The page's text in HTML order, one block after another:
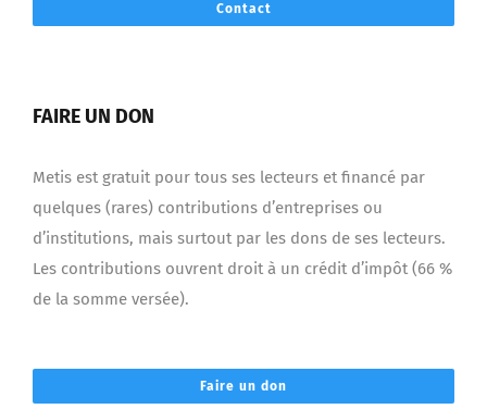
Contact
FAIRE UN DON
Metis est gratuit pour tous ses lecteurs et financé par
quelques (rares) contributions d’entreprises ou
d’institutions, mais surtout par les dons de ses lecteurs.
Les contributions ouvrent droit à un crédit d’impôt (66 %
de la somme versée).
Faire un don